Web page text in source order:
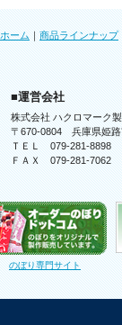
ホーム ｜ 商品ラインナップ
■運営会社
株式会社 ハクロマーク
〒670-0804 兵庫県姫路
ＴＥＬ 079-281-8898
ＦＡＸ 079-281-7062
のぼり専門サイト